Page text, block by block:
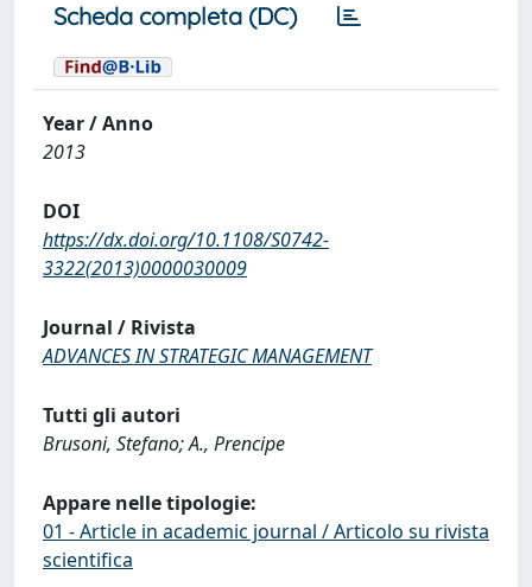
Scheda completa (DC)
Year / Anno
2013
DOI
https://dx.doi.org/10.1108/S0742-
3322(2013)0000030009
Journal / Rivista
ADVANCES IN STRATEGIC MANAGEMENT
Tutti gli autori
Brusoni, Stefano; A., Prencipe
Appare nelle tipologie:
01 - Article in academic journal / Articolo su rivista
scientifica